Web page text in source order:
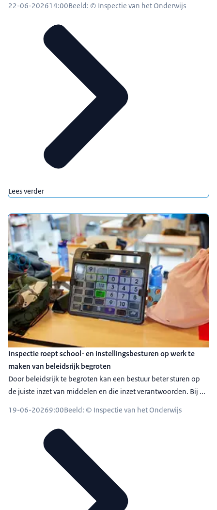
22-06-202614:00Beeld: © Inspectie van het Onderwijs
Lees verder
Inspectie roept school- en instellingsbesturen op werk te
maken van beleidsrijk begroten
Door beleidsrijk te begroten kan een bestuur beter sturen op
de juiste inzet van middelen en die inzet verantwoorden. Bij ...
19-06-20269:00Beeld: © Inspectie van het Onderwijs